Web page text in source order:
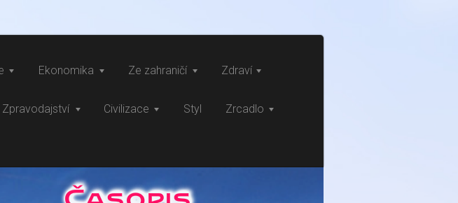
Ekonomika Ze zahraničí Zdraví
Zpravodajství Civilizace Styl Zrcadlo